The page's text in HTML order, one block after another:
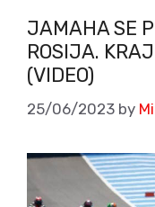
JAMAHA SE
ROSIJA.
(VIDEO)
25/06/2023 by